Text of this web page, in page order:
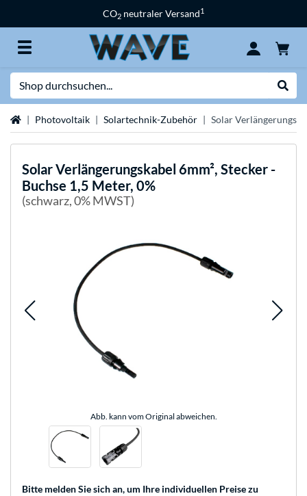
CO2 neutraler Versand1
StartseitePhotovoltaik Solartechnik-Zubehör Solar
Solar Verlängerungskabel 6mm², Stecker -
Buchse 1,5 Meter, 0%
(schwarz, 0% MWST)
Abb. kann vom Original abweichen.
Bitte melden Sie sich an, um Ihre individuellen Preise zu